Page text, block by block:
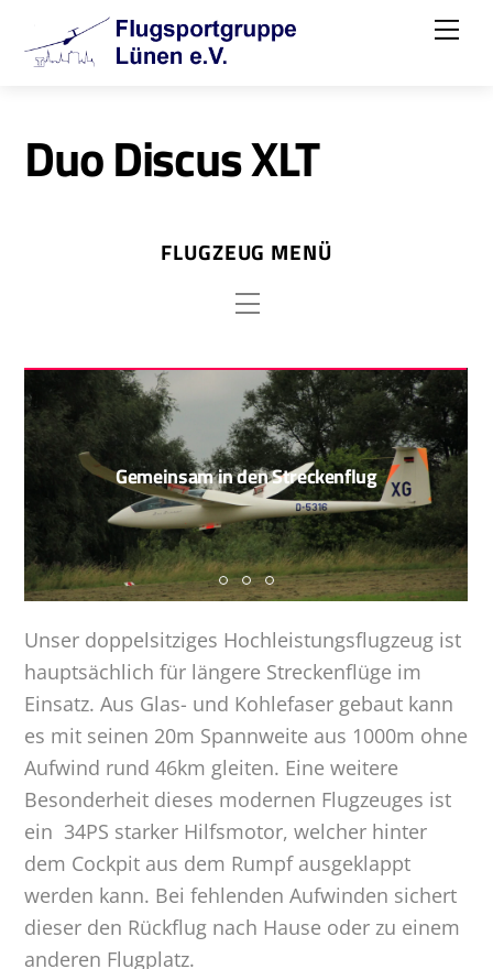
Duo Discus XLT
FLUGZEUG MENÜ
Menu
Gemeinsam in den Streckenflug
Unser doppelsitziges Hochleistungsflugzeug ist
hauptsächlich für längere Streckenflüge im
Einsatz. Aus Glas- und Kohlefaser gebaut kann
es mit seinen 20m Spannweite aus 1000m ohne
Aufwind rund 46km gleiten. Eine weitere
Besonderheit dieses modernen Flugzeuges ist
ein 34PS starker Hilfsmotor, welcher hinter
dem Cockpit aus dem Rumpf ausgeklappt
werden kann. Bei fehlenden Aufwinden sichert
dieser den Rückflug nach Hause oder zu einem
anderen Flugplatz.